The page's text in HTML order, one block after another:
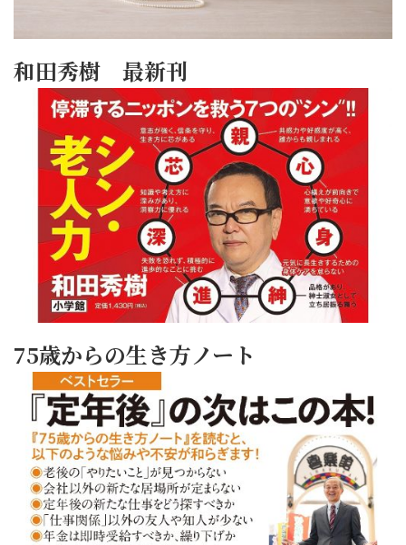
和田秀樹 最新刊
75歳からの生き方ノート